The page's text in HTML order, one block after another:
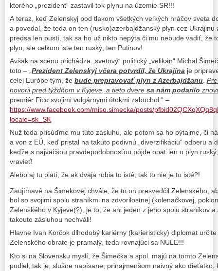
ktorého „prezident“ zastavil tok plynu na územie SR!!!
A teraz, keď Zelenskyj pod tlakom všetkých veľkých hráčov sveta
a povedal, že teda on ten (rusko)azerbajdžanský plyn cez Ukrajinu
predsa len pustí, tak sa ho už nikto nepýta či mu nebude vadiť, že
plyn, ale celkom iste ten ruský, ten Putinov!
Avšak na scénu prichádza „svetový“ politický „velikán“ Michal
toto – „ Prezident Zelenskyj včera potvrdil, že Ukrajina je
celej Európe tým, že bude prepravovať plyn z Azerbajdžanu
hovoril pred týždňom v Kyjeve, a tieto dvere sa nám podarilo
premiér Fico svojimi vulgárnymi útokmi zabuchol.“ –
https://www.facebook.com/miso.simecka/posts/
locale=sk_SK
Nuž teda prisúďme mu túto zásluhu, ale potom sa ho pýtajme, či
a von z EÚ, keď pristal na takúto podivnú „diverzifikáciu“ odberu a
keďže s najväčšou pravdepodobnosťou pôjde opäť len o plyn
vravieť!
Alebo aj tu platí, že ak dvaja robia to isté, tak to nie je to isté?!
Zaujímavé na Šimekovej chvále, že to on presvedčil Zelenského,
bol so svojimi spolu straníkmi na zdvorilostnej (kolenačkovej,
Zelenského v Kyjeve(?), je to, že ani jeden z jeho spolu straníkov
takouto zásluhou nechváli!
Hlavne Ivan Korčok dlhodobý kariérny (karieristicky) diplomat
Zelenského obrate je pramalý, teda rovnajúci sa NULE!!!
Kto si na Slovensku myslí, že Šimečka a spol. majú na tomto
podiel, tak je, slušne napísane, prinajmenšom naivný ako